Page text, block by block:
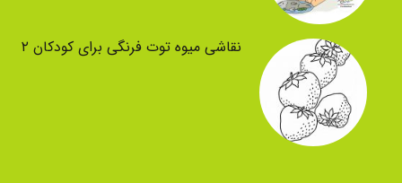
نقاشی میوه توت فرنگی برای کودکان ۲